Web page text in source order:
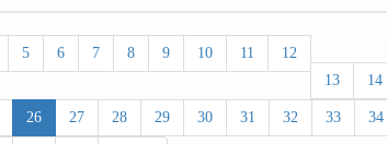
5 6 7 8 9 10 11
12
13
14
26 27 28 29 30 31 32 33 34